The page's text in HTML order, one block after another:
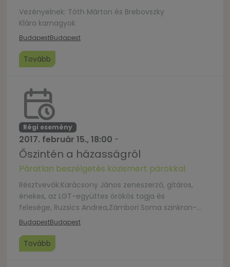
Vezényelnek: Tóth Márton és Brebovszky
Klára karnagyok
BudapestBudapest
Tovább
Régi esemény
2017. február 15., 18:00 -
Őszintén a házasságról
Páratlan beszélgetés közismert párokkal
Résztvevők:Karácsony János zeneszerző, gitáros,
énekes, az LGT-együttes örökös tagja és
felesége, Ruzsics Andrea,Zámbori Soma szinkron-
színművész és felesége, dr. Fazekas Rita,
felesége, Kerekes Monika – a házasság hete idei
arcai.Moderátor: Mohay Bence, sportriporter.
BudapestBudapest
Tovább